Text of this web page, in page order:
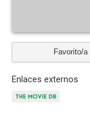
Favorito/a
Enlaces externos